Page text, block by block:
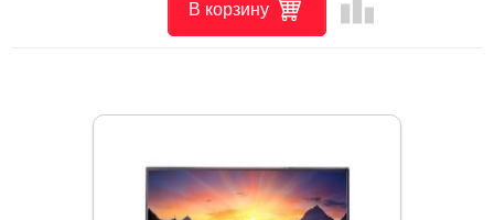
В корзину leaderboard